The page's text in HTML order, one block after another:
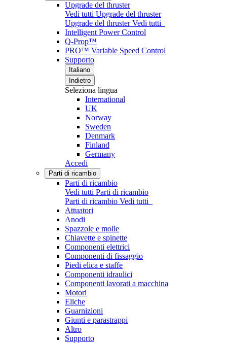
Upgrade del thruster
Vedi tutti Upgrade del thruster
Upgrade del thrusterVedi tutti
Intelligent Power Control
Q-Prop™
PRO™ Variable Speed Control
Supporto
Italiano
Indietro
Seleziona lingua
International
UK
Norway
Sweden
Denmark
Finland
Germany
Accedi
Parti di ricambio
Parti di ricambio
Vedi tutti Parti di ricambio
Parti di ricambio Vedi tutti
Attuatori
Anodi
Spazzole e molle
Chiavette e spinette
Componenti elettrici
Componenti di fissaggio
Piedi elica e staffe
Componenti idraulici
Componenti lavorati a macchina
Motori
Eliche
Guarnizioni
Giunti e parastrappi
Altro
Supporto